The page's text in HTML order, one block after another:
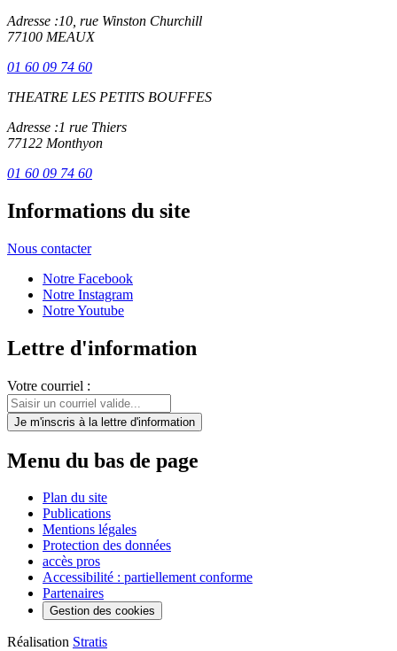
Adresse :10, rue Winston Churchill
77100 MEAUX
01 60 09 74 60
THEATRE LES PETITS BOUFFES
Adresse :1 rue Thiers
77122 Monthyon
01 60 09 74 60
Informations du site
Nous contacter
Notre Facebook
Notre Instagram
Notre Youtube
Lettre d'information
Votre courriel :
Je m'inscris à la lettre d'information
Menu du bas de page
Plan du site
Publications
Mentions légales
Protection des données
accès pros
Accessibilité : partiellement conforme
Partenaires
Gestion des cookies
Réalisation Stratis